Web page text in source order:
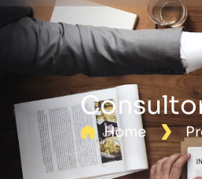
Home